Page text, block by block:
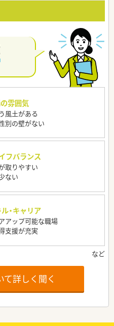
雰囲気
風土がある
別の壁がない
フバランス
取りやすい
ない
・キャリア
アップ可能な職場
支援が充実
詳しく聞く